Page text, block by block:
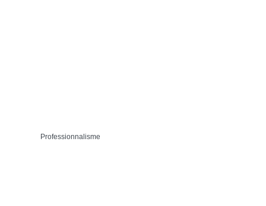
Professionnalisme